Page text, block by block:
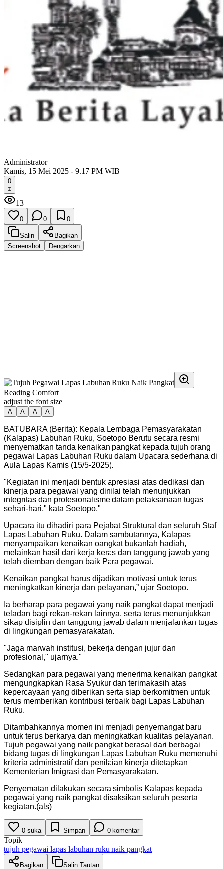
Administrator
Kamis, 15 Mei 2025 - 9.17 PM WIB
0
13
0 0 0
Salin
Bagikan
Screenshot
Dengarkan
Reading Comfort
adjust the font size
A A A A
BATUBARA (Berita): Kepala Lembaga Pemasyarakatan
(Kalapas) Labuhan Ruku, Soetopo Berutu secara resmi
menyematkan tanda kenaikan pangkat kepada tujuh orang
pegawai Lapas Labuhan Ruku dalam Upacara sederhana di
Aula Lapas Kamis (15/5-2025).
"Kegiatan ini menjadi bentuk apresiasi atas dedikasi dan
kinerja para pegawai yang dinilai telah menunjukkan
integritas dan profesionalisme dalam pelaksanaan tugas
sehari-hari," kata Soetopo."
Upacara itu dihadiri para Pejabat Struktural dan seluruh Staf
Lapas Labuhan Ruku. Dalam sambutannya, Kalapas
menyampaikan kenaikan oangkat bukanlah hadiah,
melainkan hasil dari kerja keras dan tanggung jawab yang
telah diemban dengan baik Para pegawai.
Kenaikan pangkat harus dijadikan motivasi untuk terus
meningkatkan kinerja dan pelayanan,” ujar Soetopo.
Ia berharap para pegawai yang naik pangkat dapat menjadi
teladan bagi rekan-rekan lainnya, serta terus menunjukkan
sikap disiplin dan tanggung jawab dalam menjalankan tugas
di lingkungan pemasyarakatan.
"Jaga marwah institusi, bekerja dengan jujur dan
profesional," ujarnya."
Sedangkan para pegawai yang menerima kenaikan pangkat
mengungkapkan Rasa Syukur dan terimakasih atas
kepercayaan yang diberikan serta siap berkomitmen untuk
terus memberikan kontribusi terbaik bagi Lapas Labuhan
Ruku.
Ditambahkannya momen ini menjadi penyemangat baru
untuk terus berkarya dan meningkatkan kualitas pelayanan.
Tujuh pegawai yang naik pangkat berasal dari berbagai
bidang tugas di lingkungan Lapas Labuhan Ruku memenuhi
kriteria administratif dan penilaian kinerja ditetapkan
Kementerian Imigrasi dan Pemasyarakatan.
Penyematan dilakukan secara simbolis Kalapas kepada
pegawai yang naik pangkat disaksikan seluruh peserta
kegiatan.(als)
0 suka Simpan 0 komentar
Topik
tujuh pegawai lapas labuhan ruku naik pangkat
Bagikan Salin Tautan